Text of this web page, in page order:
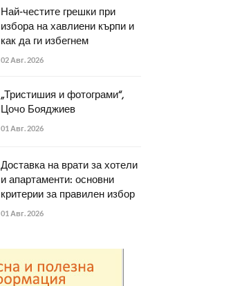
Най-честите грешки при
избора на хавлиени кърпи и
как да ги избегнем
02 Авг. 2026
„Тристишия и фотограми“,
Цочо Бояджиев
01 Авг. 2026
Доставка на врати за хотели
и апартаменти: основни
критерии за правилен избор
01 Авг. 2026